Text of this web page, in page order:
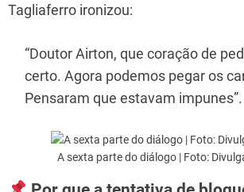
Tagliaferro ironizou:
“Doutor Airton, que coração de
certo. Agora podemos pegar os
Pensaram que estavam impunes”.
A sexta parte do diálogo | Foto: